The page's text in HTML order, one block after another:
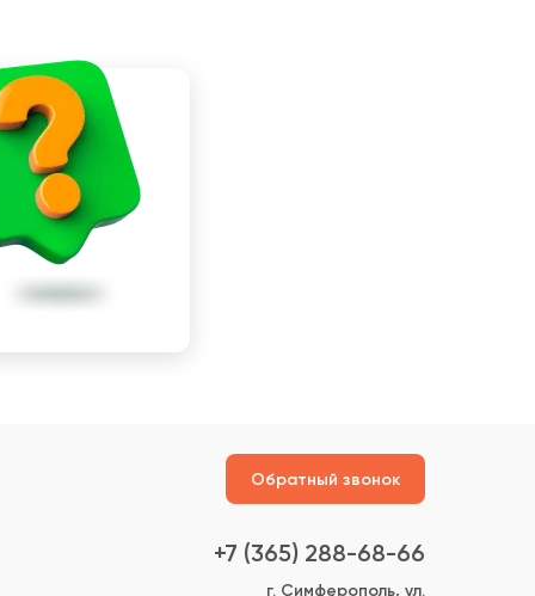
Обратный звонок
+7 (365) 288-68-66
г. Симферополь, ул.